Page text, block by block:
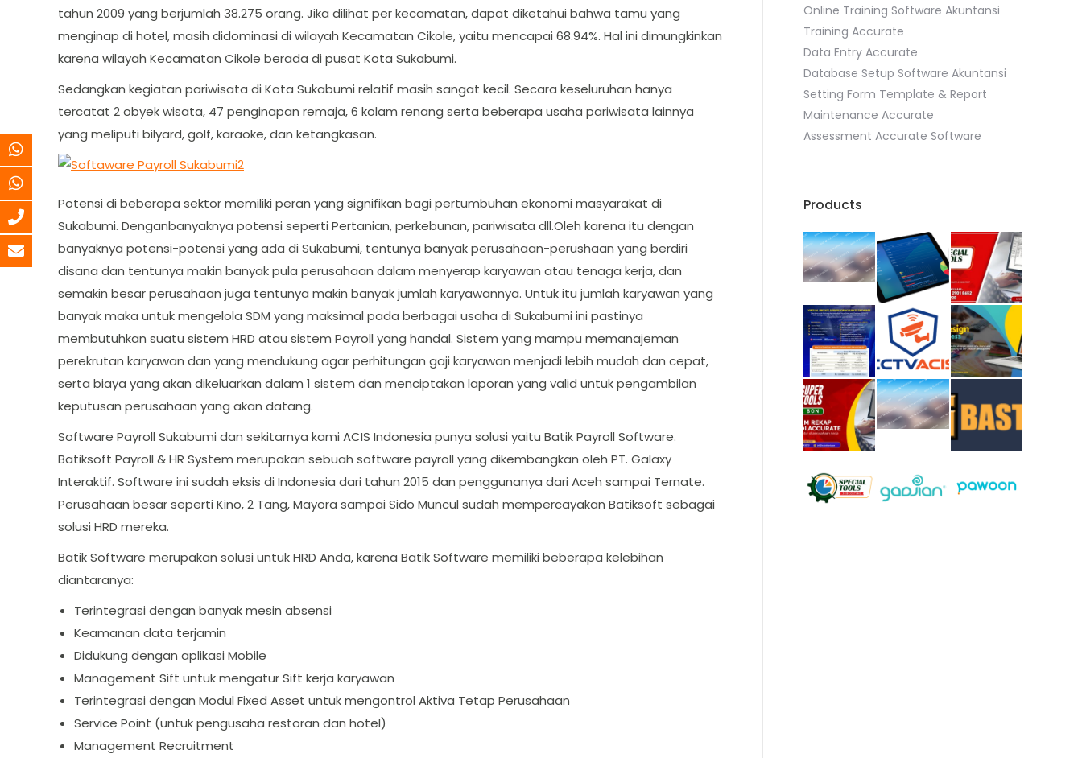
tahun 2009 yang berjumlah 38.275 orang. Jika dilihat per kecamatan, dapat diketahui bahwa tamu yang
menginap di hotel, masih didominasi di wilayah Kecamatan Cikole, yaitu mencapai 68.94%. Hal ini dimungkinkan
karena wilayah Kecamatan Cikole berada di pusat Kota Sukabumi.
Sedangkan kegiatan pariwisata di Kota Sukabumi relatif masih sangat kecil. Secara keseluruhan hanya
tercatat 2 obyek wisata, 47 penginapan remaja, 6 kolam renang serta beberapa usaha pariwisata lainnya
yang meliputi bilyard, golf, karaoke, dan ketangkasan.
Potensi di beberapa sektor memiliki peran yang signifikan bagi pertumbuhan ekonomi masyarakat di
Sukabumi. Denganbanyaknya potensi seperti Pertanian, perkebunan, pariwisata dll.Oleh karena itu dengan
banyaknya potensi-potensi yang ada di Sukabumi, tentunya banyak perusahaan-perushaan yang berdiri
disana dan tentunya makin banyak pula perusahaan dalam menyerap karyawan atau tenaga kerja, dan
semakin besar perusahaan juga tentunya makin banyak jumlah karyawannya. Untuk itu jumlah karyawan yang
banyak maka untuk mengelola SDM yang maksimal pada berbagai usaha di Sukabumi ini pastinya
membutuhkan suatu sistem HRD atau sistem Payroll yang handal. Sistem yang mampu memanajeman
perekrutan karyawan dan yang mendukung agar perhitungan gaji karyawan menjadi lebih mudah dan cepat,
serta biaya yang akan dikeluarkan dalam 1 sistem dan menciptakan laporan yang valid untuk pengambilan
keputusan perusahaan yang akan datang.
Software Payroll Sukabumi dan sekitarnya kami ACIS Indonesia punya solusi yaitu Batik Payroll Software.
Batiksoft Payroll & HR System merupakan sebuah software payroll yang dikembangkan oleh PT. Galaxy
Interaktif. Software ini sudah eksis di Indonesia dari tahun 2015 dan penggunanya dari Aceh sampai Ternate.
Perusahaan besar seperti Kino, 2 Tang, Mayora sampai Sido Muncul sudah mempercayakan Batiksoft sebagai
solusi HRD mereka.
Batik Software merupakan solusi untuk HRD Anda, karena Batik Software memiliki beberapa kelebihan
diantaranya:
Terintegrasi dengan banyak mesin absensi
Keamanan data terjamin
Didukung dengan aplikasi Mobile
Management Sift untuk mengatur Sift kerja karyawan
Terintegrasi dengan Modul Fixed Asset untuk mengontrol Aktiva Tetap Perusahaan
Service Point (untuk pengusaha restoran dan hotel)
Management Recruitment
Online Training Software Akuntansi
Training Accurate
Data Entry Accurate
Database Setup Software Akuntansi
Setting Form Template & Report
Maintenance Accurate
Assessment Accurate Software
Products